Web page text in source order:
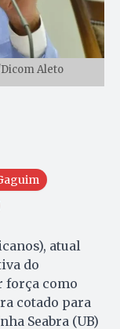
Aleto
atual
do
força como
cotado para
Seabra (UB)